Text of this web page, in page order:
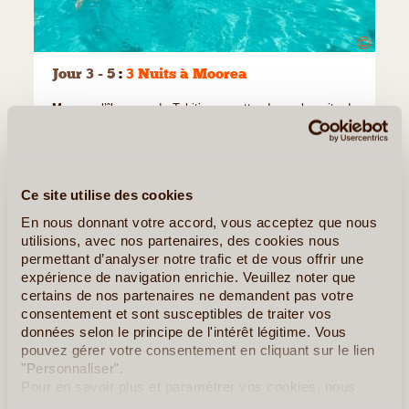
Ce site utilise des cookies
En nous donnant votre accord, vous acceptez que nous
utilisions, avec nos partenaires, des cookies nous
permettant d’analyser notre trafic et de vous offrir une
expérience de navigation enrichie. Veuillez noter que
certains de nos partenaires ne demandent pas votre
consentement et sont susceptibles de traiter vos
données selon le principe de l'intérêt légitime. Vous
pouvez gérer votre consentement en cliquant sur le lien
"Personnaliser".
Pour en savoir plus et paramétrer vos cookies, nous
©
Jour 3 - 5 : 3 Nuits à Moorea
Moorea, l’île sœur de Tahiti, vous attend pour la suite de
votre séjour. A seulement quelques minutes en ferry de
et montagne Moorea impressionne à la fois par ses
magnifiques plages et ses sommets aux pics saillants
comme le mont Opunohu.
Installez-vous auCook’s Bay Hôtel & Suites Moorea***,
un hébergement niché au cœur dela magnifique baie
, et qui offre un cadre idyllique pour un séjour
inoubliable. Détendez-vous au bord de la piscine à
débordement, savourez une cuisine délicieuse dans le